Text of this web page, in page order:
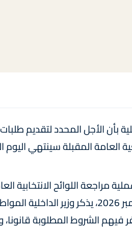
بأن الأجل المحدد لتقديم
مراجعة اللوائح
المقرر إجراؤها يوم 23 سبتمبر 2026،